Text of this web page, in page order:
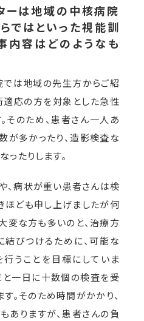
ーは地域の中核病院
ではといった視能訓
内容はどのようなも
では地域の先生方からご紹
応の方を対象とした急性
そのため、患者さん一人あ
が多かったり、造影検査な
たりします。
、病状が重い患者さんは検
ほども申し上げましたが何
変な方も多いのと、治療方
びつけるために、可能な
うことを目標にしていま
と一日に十数個の検査を受
。そのため時間がかかり、
ありますが、患者さんの負